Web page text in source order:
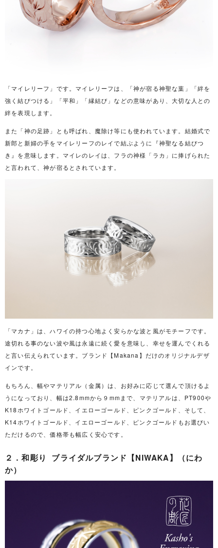
「マイレリーフ」です。マイレリーフは、「神が宿る神聖な葉」「絆を
強く結びつける」「平和」「縁結び」などの意味があり、大切な人との
絆を表現します。
また「神の足跡」とも呼ばれ、魔除け等にも使われています。結婚式で
新郎と新婦の手をマイレリーフのレイで結ぶように『神聖なる結びつ
き』を意味します。マイレのレイは、フラの神様「ラカ」に捧げられた
と言われて、神が宿るとされています。
「マカナ」は、ハワイの持つ心地よく安らかな波と風がモチーフです。
途切れる事のない波や風は永遠に続く愛を意味し、幸せを運んでくれる
と言い伝えられています。ブランド【Makana】だけのオリジナルデザ
インです。
もちろん、幅やマテリアル（金属）は、お好みに応じて選んで頂けるよ
うになっており、幅は2.8mmから９mmまで、マテリアルは、PT900や
K18ホワイトゴールド、イエローゴールド、ピンクゴールド、そして、
K14ホワイトゴールド、イエローゴールド、ピンクゴールドもお選びい
ただけるので、価格帯も幅広く安心です。
２．和彫り ブライダルブランド【NIWAKA】（にわ
か）